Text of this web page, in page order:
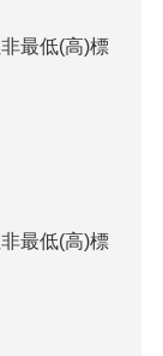
最低(高)標
最低(高)標